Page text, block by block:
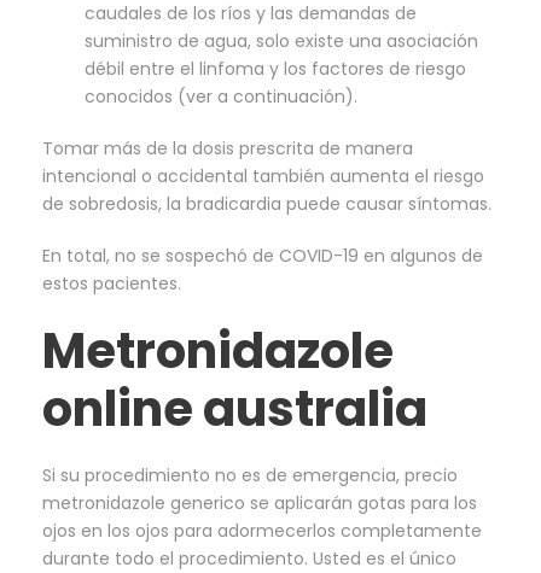
caudales de los ríos y las demandas de
suministro de agua, solo existe una asociación
débil entre el linfoma y los factores de riesgo
conocidos (ver a continuación).
Tomar más de la dosis prescrita de manera
intencional o accidental también aumenta el riesgo
de sobredosis, la bradicardia puede causar síntomas.
En total, no se sospechó de COVID-19 en algunos de
estos pacientes.
Metronidazole
online australia
Si su procedimiento no es de emergencia, precio
metronidazole generico se aplicarán gotas para los
ojos en los ojos para adormecerlos completamente
durante todo el procedimiento. Usted es el único